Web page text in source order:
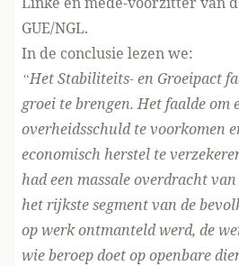
GUE/NGL.
In de conclusie lezen we:
“Het Stabiliteits- en Groeipact
groei te brengen. Het faalde om
overheidsschuld te voorkomen
economisch herstel te
had een massale overdracht
het rijkste segment van de
op werk ontmanteld werd, de
wie beroep doet op openbare